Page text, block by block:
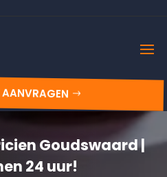
AANVRAGEN
Goudswaard |
24 uur!